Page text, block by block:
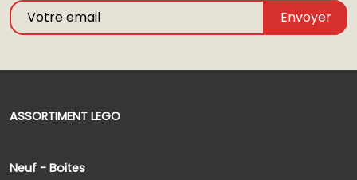
Envoyer
ASSORTIMENT LEGO
Neuf - Boites